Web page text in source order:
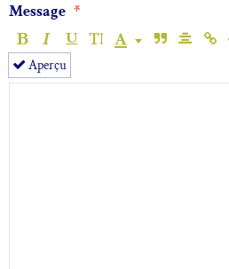
Message
Aperçu